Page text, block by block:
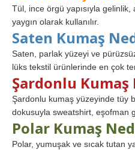
Tül, ince örgü yapısıyla
yaygın olarak kullanılır.
Saten Kumaş
Saten, parlak yüzeyi ve
lüks tekstil ürünlerinde en çok
Şardonlu Kumaş
Şardonlu kumaş yüzeyinde tüy
dokusuyla sweatshirt, eşofman
Polar Kumaş
Polar, yumuşak ve sıcak tutan